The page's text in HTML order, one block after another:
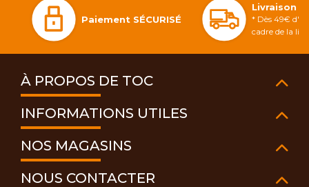
Paiement SÉCURISÉ
Livraison
* Dès 49€
cadre de la
À PROPOS DE TOC
INFORMATIONS UTILES
NOS MAGASINS
NOUS CONTACTER